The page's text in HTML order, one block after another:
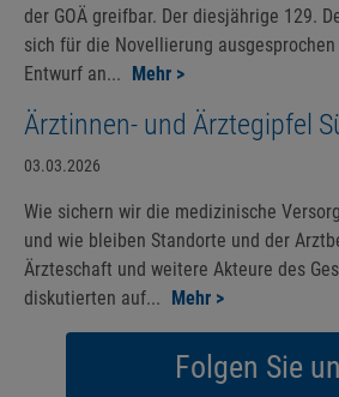
der GOÄ greifbar. Der diesjährige 129.
sich für die Novellierung
Entwurf an... Mehr >
Ärztinnen- und Ärztegipfel
03.03.2026
Wie sichern wir die medizinische
und wie bleiben Standorte und der
Ärzteschaft und weitere Akteure des
diskutierten auf... Mehr >
Folgen Sie